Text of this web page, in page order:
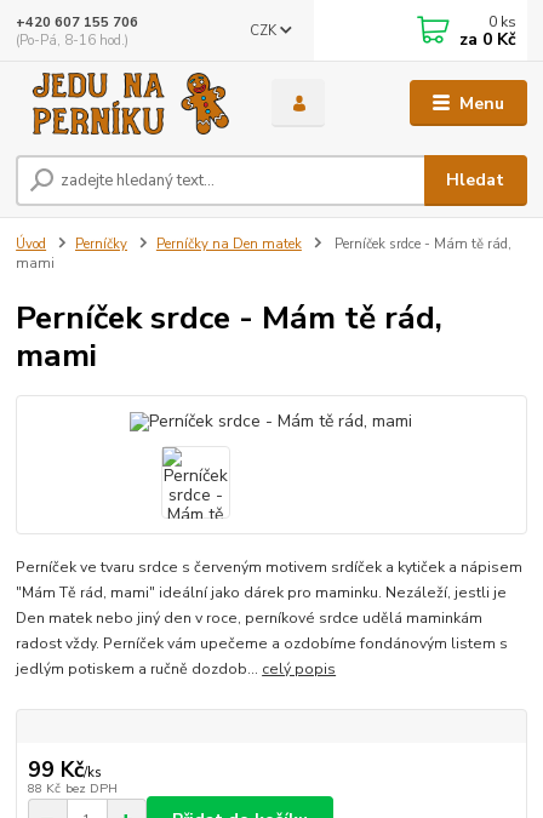
Menu
CZK
Hledat
+420 607 155 706
(Po-Pá, 8-16 hod.)
0 ks
za 0 Kč
Úvod Perníčky Perníčky na Den matek
Perníček srdce - Mám tě rád,
mami
Perníček srdce - Mám tě rád,
mami
Perníček ve tvaru srdce s červeným motivem srdíček a kytiček a nápisem
"Mám Tě rád, mami" ideální jako dárek pro maminku. Nezáleží, jestli je
Den matek nebo jiný den v roce, perníkové srdce udělá maminkám
radost vždy. Perníček vám upečeme a ozdobíme fondánovým listem s
jedlým potiskem a ručně dozdob... celý popis
99 Kč/ks
88 Kč bez DPH